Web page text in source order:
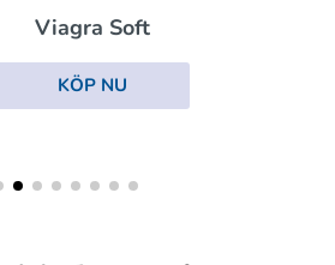
Viagra Soft
KÖP NU